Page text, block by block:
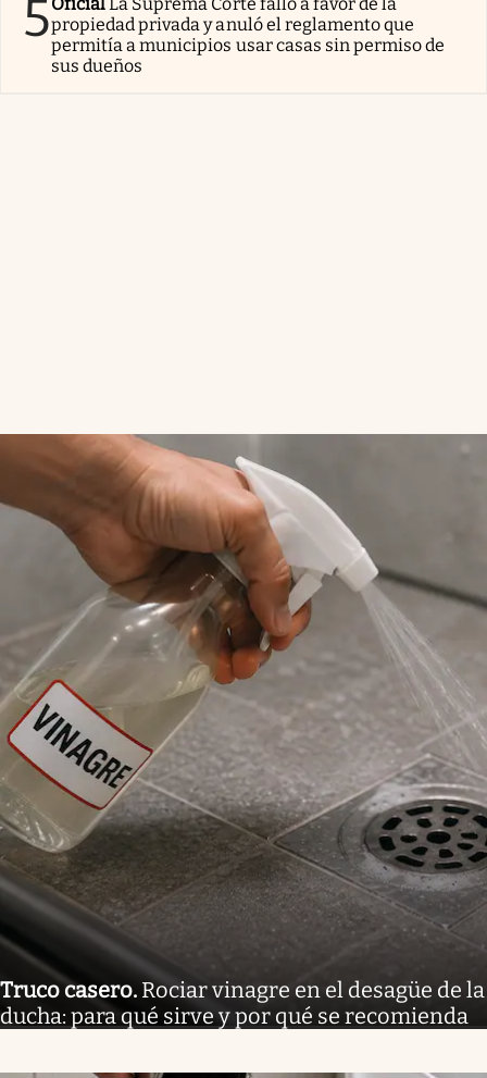
5OficialLa Suprema Corte falló a favor de la
propiedad privada y anuló el reglamento que
permitía a municipios usar casas sin permiso de
sus dueños
Truco casero. Rociar vinagre en el desagüe de la
ducha: para qué sirve y por qué se recomienda